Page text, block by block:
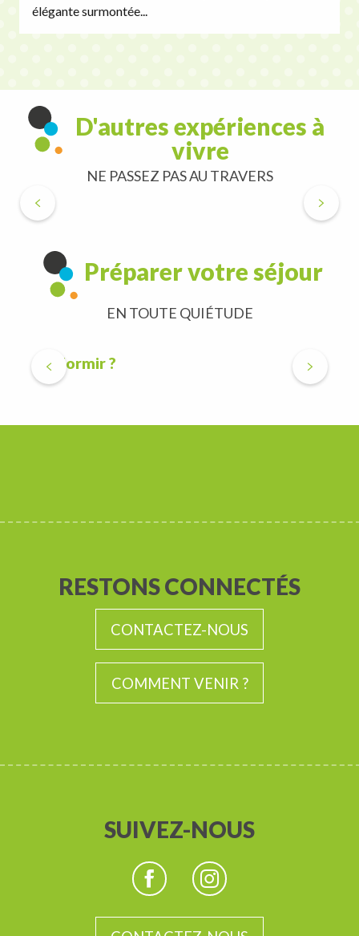
élégante surmontée...
D'autres expériences à
vivre
NE PASSEZ PAS AU TRAVERS
La Meuse à Vélo
Préparer votre séjour
EN TOUTE QUIÉTUDE
Où dormir ?
RESTONS CONNECTÉS
CONTACTEZ-NOUS
COMMENT VENIR ?
SUIVEZ-NOUS